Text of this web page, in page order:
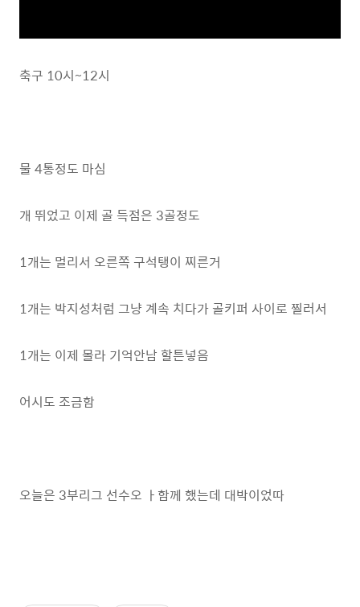
축구 10시~12시
물 4통정도 마심
개 뛰었고 이제 골 득점은 3골정도
1개는 멀리서 오른쪽 구석탱이 찌른거
1개는 박지성처럼 그냥 계속 치다가 골키퍼 사이로 찔러서
1개는 이제 몰라 기억안남 할튼넣음
어시도 조금함
오늘은 3부리그 선수오 ㅏ함께 했는데 대박이었따